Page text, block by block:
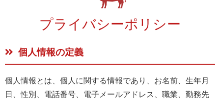
プライバシーポリシー
個人情報の定義
個人情報とは、個人に関する情報であり、お名前、生年月
日、性別、電話番号、電子メールアドレス、職業、勤務先